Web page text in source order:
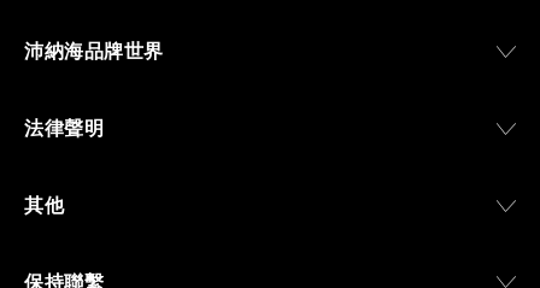
沛納海品牌世界
法律聲明
其他
保持聯繫